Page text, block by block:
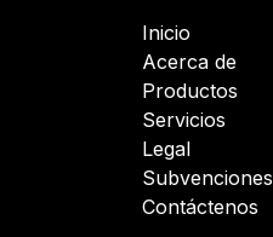
Inicio
Acerca de
Productos
Servicios
Legal
Subvenciones
Contáctenos